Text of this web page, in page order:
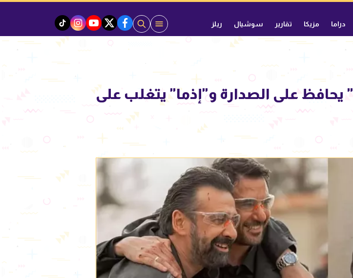
دراما مزيكا تقارير سوشيال ريلز facebook
twitter
youtube
instagram
tiktok
إيرادات السينما أمس.. "7 Dogs" يحافظ على الصدارة و"إذما" يتغلب على